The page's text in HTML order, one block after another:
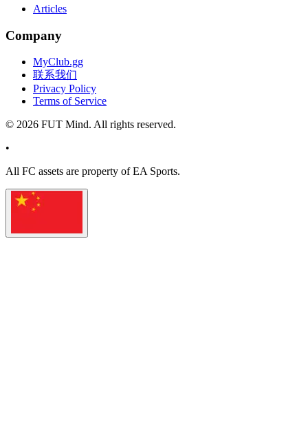
Articles
Company
MyClub.gg
联系我们
Privacy Policy
Terms of Service
© 2026 FUT Mind. All rights reserved.
•
All FC assets are property of EA Sports.